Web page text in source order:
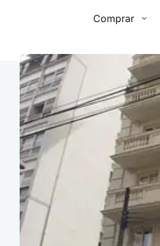
Comprar